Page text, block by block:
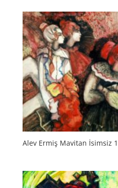
Alev Ermiş Mavitan İsimsiz 1